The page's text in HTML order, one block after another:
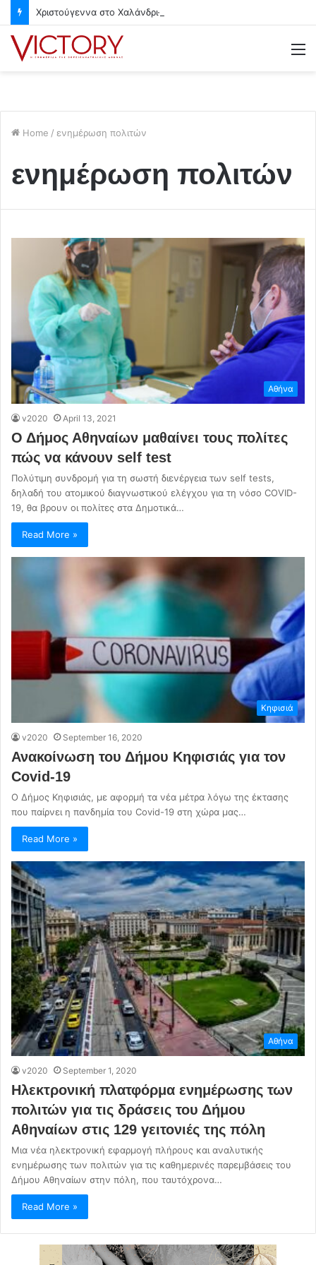
Home / ενημέρωση πολιτών
ενημέρωση πολιτών
Αθήνα
v2020 April 13, 2021
Ο Δήμος Αθηναίων μαθαίνει τους πολίτες
πώς να κάνουν self test
Πολύτιμη συνδρομή για τη σωστή διενέργεια των self tests,
δηλαδή του ατομικού διαγνωστικού ελέγχου για τη νόσο COVID-
19, θα βρουν οι πολίτες στα Δημοτικά…
Read More »
Κηφισιά
v2020 September 16, 2020
Ανακοίνωση του Δήμου Κηφισιάς για τον
Covid-19
Ο Δήμος Κηφισιάς, με αφορμή τα νέα μέτρα λόγω της έκτασης
που παίρνει η πανδημία του Covid-19 στη χώρα μας…
Read More »
Αθήνα
v2020 September 1, 2020
Ηλεκτρονική πλατφόρμα ενημέρωσης των
πολιτών για τις δράσεις του Δήμου
Αθηναίων στις 129 γειτονιές της πόλη
Mια νέα ηλεκτρονική εφαρμογή πλήρους και αναλυτικής
ενημέρωσης των πολιτών για τις καθημερινές παρεμβάσεις του
Δήμου Αθηναίων στην πόλη, που ταυτόχρονα…
Read More »